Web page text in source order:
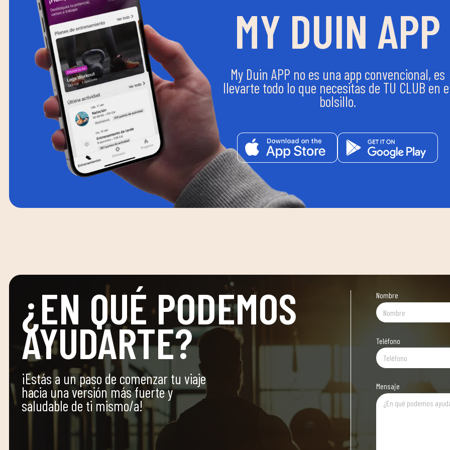
MY DUIN APP
My Duin APP no es una app convencional, es
llevarte todo lo que necesitas de TU CLUB en
bolsillo.
¿EN QUÉ PODEMOS
AYUDARTE?
¡Estás a un paso de comenzar tu viaje
hacia una versión más fuerte y
saludable de ti mismo/a!
Nombre
Teléfono
Mensaje